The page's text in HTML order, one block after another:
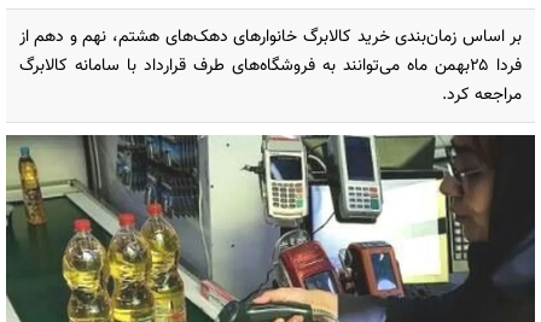
بر اساس زمان‌بندی خرید کالابرگ خانوارهای دهک‌های هشتم، نهم و دهم از
فردا ۲۵بهمن ماه می‌توانند به فروشگاه‌های طرف قرارداد با سامانه کالابرگ
مراجعه کرد.